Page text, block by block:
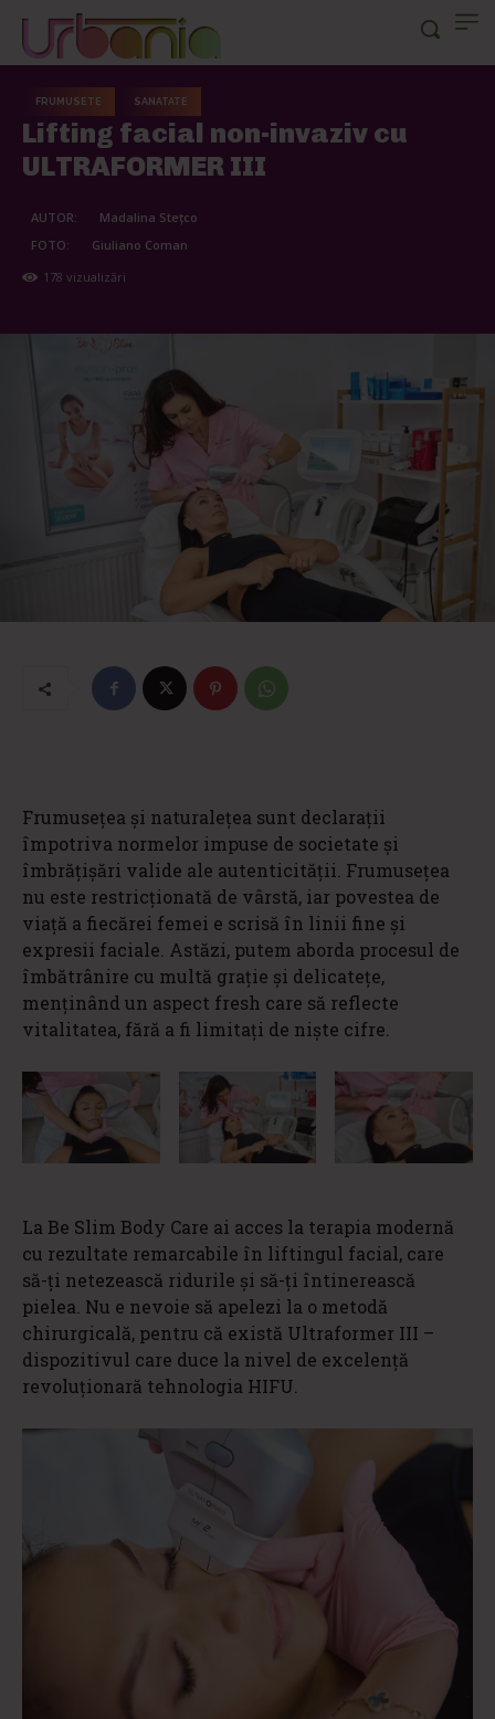
FRUMUSETE SANATATE
Lifting facial non-invaziv cu
ULTRAFORMER III
AUTOR:
Madalina Stețco
FOTO:
Giuliano Coman
178 vizualizări
Frumusețea și naturalețea sunt declarații
împotriva normelor impuse de societate și
îmbrățișări valide ale autenticității. Frumusețea
nu este restricționată de vârstă, iar povestea de
viață a fiecărei femei e scrisă în linii fine și
expresii faciale. Astăzi, putem aborda procesul de
îmbătrânire cu multă grație și delicatețe,
menținând un aspect fresh care să reflecte
vitalitatea, fără a fi limitați de niște cifre.
La Be Slim Body Care ai acces la terapia modernă
cu rezultate remarcabile în liftingul facial, care
să-ți netezească ridurile și să-ți întinerească
pielea. Nu e nevoie să apelezi la o metodă
chirurgicală, pentru că există Ultraformer III –
dispozitivul care duce la nivel de excelență
revoluționară tehnologia HIFU.